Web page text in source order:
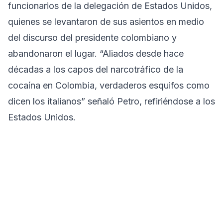
funcionarios de la delegación de Estados Unidos,
quienes se levantaron de sus asientos en medio
del discurso del presidente colombiano y
abandonaron el lugar. “Aliados desde hace
décadas a los capos del narcotráfico de la
cocaína en Colombia, verdaderos esquifos como
dicen los italianos” señaló Petro, refiriéndose a los
Estados Unidos.